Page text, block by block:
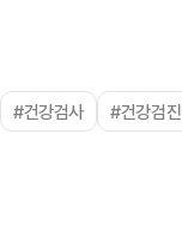
#건강검사 #건강검진